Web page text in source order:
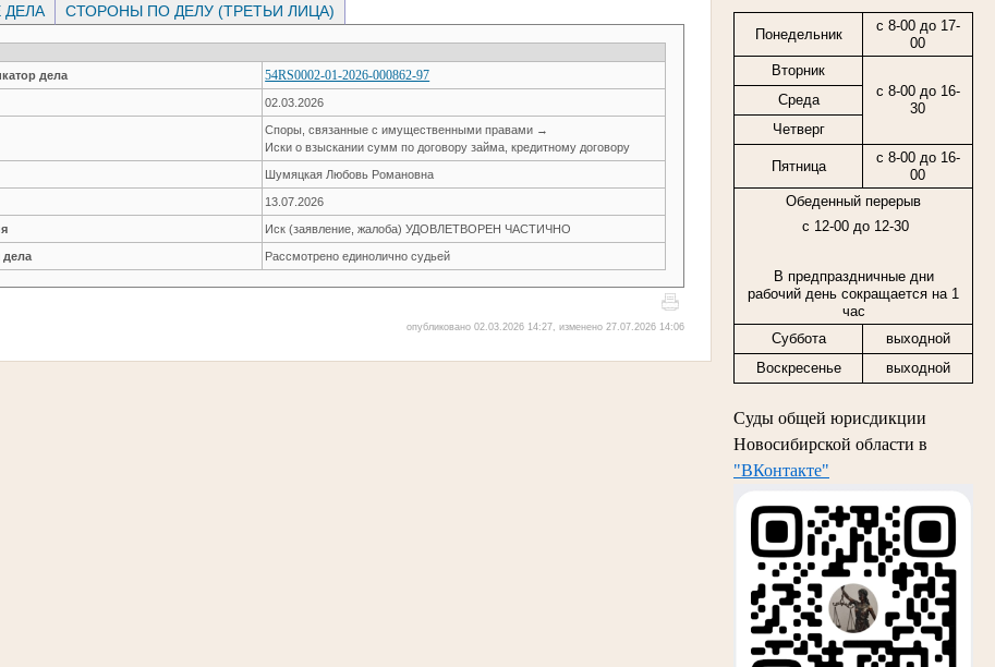
Понедельник
с 8-00 до 17-
00
Вторник
с 8-00 до 16-
30
Среда
Четверг
Пятница
с 8-00до16-
00
Обеденный перерыв
с 12-00 до 12-30
В предпраздничные дни
рабочий день сокращается на 1
час
Суббота
выходной
Воскресенье
выходной
Суды общей юрисдикции
Новосибирской области в
"ВКонтакте"
ДЕЛА СТОРОНЫ ПО ДЕЛУ (ТРЕТЬИ ЛИЦА)
дела
54RS0002-01-2026-000862-97
02.03.2026
Споры, связанные с имущественными правами →
Иски о взыскании сумм по договору займа, кредитному договору
Шумяцкая Любовь Романовна
13.07.2026
Иск (заявление, жалоба) УДОВЛЕТВОРЕН ЧАСТИЧНО
дела Рассмотрено единолично судьей
опубликовано 02.03.2026 14:27, изменено 27.07.2026 14:06